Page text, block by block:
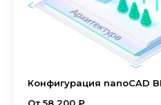
Конфигурация nanoCAD
От 58 200 ₽